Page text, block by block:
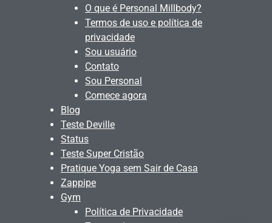
O que é Personal Millbody?
Termos de uso e política de
privacidade
Sou usuário
Contato
Sou Personal
Comece agora
Blog
Teste Deville
Status
Teste Super Cristão
Pratique Yoga sem Sair de Casa
Zappipe
Gym
Política de Privacidade